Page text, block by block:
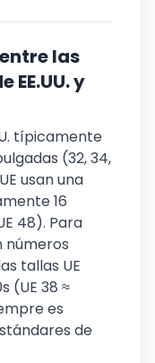
las
y
típicamente
(32, 34,
usan una
16
48). Para
números
tallas UE
(UE 38 ≈
es
de